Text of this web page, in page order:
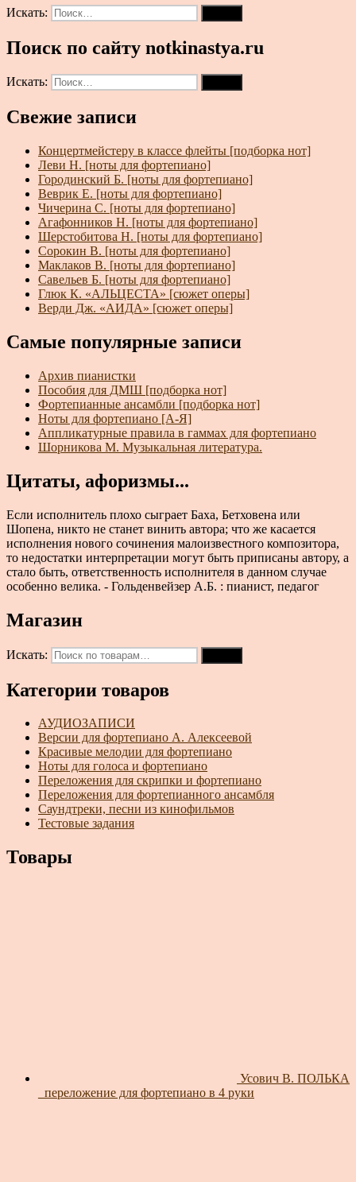
Искать:
Поиск по сайту notkinastya.ru
Искать:
Свежие записи
Концертмейстеру в классе флейты [подборка нот]
Леви Н. [ноты для фортепиано]
Городинский Б. [ноты для фортепиано]
Веврик Е. [ноты для фортепиано]
Чичерина С. [ноты для фортепиано]
Агафонников Н. [ноты для фортепиано]
Шерстобитова Н. [ноты для фортепиано]
Сорокин В. [ноты для фортепиано]
Маклаков В. [ноты для фортепиано]
Савельев Б. [ноты для фортепиано]
Глюк К. «АЛЬЦЕСТА» [сюжет оперы]
Верди Дж. «АИДА» [сюжет оперы]
Самые популярные записи
Архив пианистки
Пособия для ДМШ [подборка нот]
Фортепианные ансамбли [подборка нот]
Ноты для фортепиано [А-Я]
Аппликатурные правила в гаммах для фортепиано
Шорникова М. Музыкальная литература.
Цитаты, афоризмы...
Если исполнитель плохо сыграет Баха, Бетховена или
Шопена, никто не станет винить автора; что же касается
исполнения нового сочинения малоизвестного композитора,
то недостатки интерпретации могут быть приписаны автору, а
стало быть, ответственность исполнителя в данном случае
особенно велика. - Гольденвейзер А.Б. : пианист, педагог
Магазин
Искать:
Категории товаров
АУДИОЗАПИСИ
Версии для фортепиано А. Алексеевой
Красивые мелодии для фортепиано
Ноты для голоса и фортепиано
Переложения для скрипки и фортепиано
Переложения для фортепианного ансамбля
Саундтреки, песни из кинофильмов
Тестовые задания
Товары
Усович В. ПОЛЬКА
_переложение для фортепиано в 4 руки